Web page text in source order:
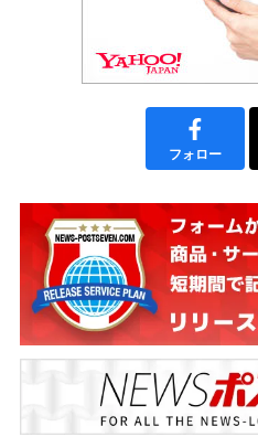
フォロー